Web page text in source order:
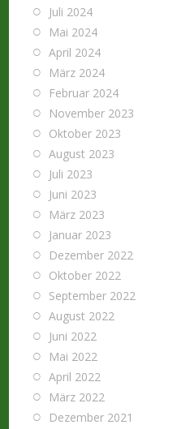
Juli 2024
Mai 2024
April 2024
März 2024
Februar 2024
November 2023
Oktober 2023
August 2023
Juli 2023
Juni 2023
März 2023
Januar 2023
Dezember 2022
Oktober 2022
September 2022
August 2022
Juni 2022
Mai 2022
April 2022
März 2022
Dezember 2021